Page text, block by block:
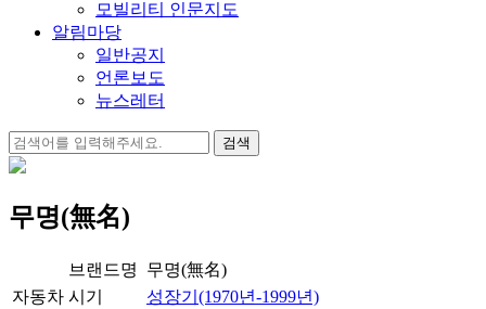
모빌리티 인문지도
알림마당
일반공지
언론보도
뉴스레터
검
색:
무명(無名)
자동차
브랜드명
무명(無名)
시기
성장기(1970년-1999년)